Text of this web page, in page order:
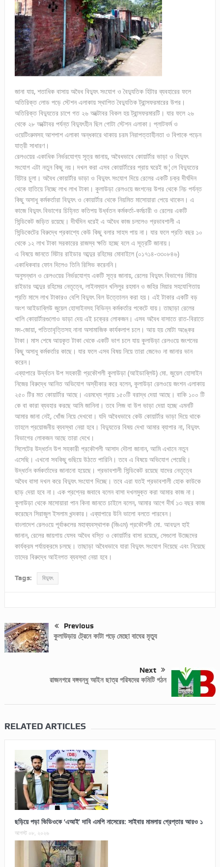
জানা যায়, শতাধিক বাসায় অবৈধ বিদ্যুৎ সংযোগ ও বৈদ্যুতিক হিটার ব্যবহারের ফলে
অতিরিক্ত লোড পড়ে স্টেশন এলাকায় স্থাপিত বৈদ্যুতিক ট্রান্সফরমারের উপর।
অতিরিক্ত বিদ্যুতের চাপে গত ২৬ অক্টোবর বিকল হয় ট্রান্সফরমারটি। যার ফলে ২৬
থেকে ২৮ অক্টোবর পর্যন্ত বিদ্যুৎহীন ছিল গোটা স্টেশন এলাকা। প্লাটফর্ম ও
ওয়েটিংরুমসহ আশপাশ এলাকা অন্ধকারে থাকায় চরম নিরাপত্তাহীনতা ও বিপাকে পড়েন
যাত্রী সাধারণ।
রেলওয়ের একাধিক নির্ভরযোগ্য সূত্র জানায়, অবৈধভাবে কোয়ার্টার ভাড়া ও বিদ্যুৎ
সংযোগ এটা নতুন কিছু নয়। দখল করা এসব কোয়ার্টারের প্রায় ঘরেই জ¦লে বিদ্যুতের
হিটার চুলা। অবৈধ কোয়ার্টার ভাড়া ও বিদ্যুৎ সংযোগ দিয়ে রেলের একটি চক্র দীর্ঘদিন
থেকে হাতিয়ে নিচ্ছে লাখ লাখ টাকা। কুলাউড়া রেলওয়ে জংশনের উপর থেকে নিচ পর্যন্ত
কিছু অসাধু কর্মকর্তারা বিদ্যুৎ ও কোয়ার্টার থেকে নিয়মিত মাসোয়ারা পেয়ে থাকেন। এ
কাজে বিদ্যুৎ বিভাগের চিহ্নিত কতিপয় উর্ধ্বতন কর্মকর্তা-কর্মচারী ও রেলের একটি
সিন্ডিকেট জড়িত রয়েছে। দীর্ঘদিন ধরেই এ অবৈধ কাজ চললেও প্রভাবশালী এ
সিন্ডিকেটের বিরুদ্ধে প্রকাশ্যে কেউ কিছু বলার সাহস পায় না। যার ফলে প্রতি বছর ১০
থেকে ১২ লাখ টাকা সরকারের রাজস্ব ক্ষতি হচ্ছে বলে এ সূত্রটি জানায়।
এ বিষয়ে জানতে মিটার রাইডার আব্দুর রহিমের মোবাইলে (০১৭১৪-৩৩০৮৪৬)
একাধিকবার ফোন দিলেও তিনি রিসিভ করেননি।
অনুসন্ধান ও রেলওয়ের নির্ভরযোগ্য একটি সূত্র জানায়, রেলের বিদ্যুৎ বিভাগের মিটার
রাইডার আব্দুর রহিমের নেতৃত্বে, লাইনম্যান খলিলুর রহমান ও জহির মিয়ার সহযোগিতায়
প্রতি মাসে লাখ টাকারও বেশি বিদ্যুৎ বিল উত্তোলন করা হয়। এই টাকার একটি বড়
অংশ আইডাব্লিউ জুয়েল হোসাইনসহ বিভিন্ন কর্মকর্তার পকেটে যায়। তাছাড়া রেলের
খালি কোয়ার্টারগুলোও ভাড়া দেয় এই চক্রের লোকজন। এসব অবৈধ বাসাতে রাত-বিরাতে
মদ-জোয়া, পতিতাবৃত্তিসহ নানা অসামাজিক কার্যকলাপ চলে। আয় হয় মোটা অঙ্কের
টাকা। মাস শেষে আয়কৃত টাকা থেকে একটি ভাগ চলে যায় কুলাউড়া রেলওয়ে জংশনের
কিছু অসাধু কর্মকর্তার কাছে। যার ফলে এসব বিষয় নিয়ে তারা জেনেও না জানার ভান
করেন।
এব্যাপারে উর্দ্বতন উপ সহকারী প্রকৌশলী কুলাউড়া (আইডাব্লিউ) মো. জুয়েল হোসাইন
নিজের বিরুদ্ধে আনিত অভিযোগ অস্বীকার করে বলেন, কুলাউড়া রেলওয়ে জংশন এলাকায়
২৫০ টির মত কোয়ার্টার আছে। এরমধ্যে প্রায় ১৫০টি বরাদ্ধ দেয়া আছে। বাকি ১০০ টি
কে বা কারা ব্যবহার করছে আমি জানিনা। তবে লিজ বা উপ ভাড়া দেয়া হচ্ছে এমনটি
আমার জানা নেই, খোঁজ নিয়ে দেখবো। যদি অবৈধভাবে কেউ কোয়ার্টার ভাড়া দিয়ে থাকে
তাহলে প্রয়োজনীয় ব্যবস্থা নেয়া হবে। বিদ্যুতের বিষয় দেখা আমার ব্যাপার না, বিদ্যুৎ
বিভাগের লোকজন আছে তারা দেখে।
সিলেটের উদ্ধর্তন উপ সহকারী প্রকৌশলী আসাদ দৌলা জানান, আমি এখানে নতুন
এসেছি। এখনো সবকিছু গুছিয়ে উঠতে পারিনি। তবে এ বিষয়ে অভিযোগ পেয়েছি।
উদ্ধর্তন কর্মকর্তাদের জানানো হয়েছে। প্রভাবশালী সিন্ডিকেট রয়েছে যাদের নেতৃত্বে
অবৈধ বাসা দখল করে বিদ্যুৎ সংযোগ দিচ্ছে। তবে এরা যতই প্রভাবশালী হোক কাউকে
ছাড় দেয়া হবে না। এক প্রশ্নের জবাবে বলেন বাসা দখলমুক্ত করা আমার কাজ না।
কুলাউড়া থেকে মাসোয়ারা পান কিনা জানতে চাইলে বলেন, আমার আগে দীর্ঘ ১৩ বছর কাজ
করেছেন সিরাজুল ইসলাম খন্দকার। এব্যাপারে উনি ভালো বলতে পারবেন।
বাংলাদেশ রেলওয়ে পূর্বাঞ্চলের মহাব্যবস্থাপক (জিএম) প্রকৌশলী মো. আবদুল হাই
জানান, রেলের জায়গায় যেসব অবৈধ বস্তি ও কোয়ার্টার বাসা রয়েছে, সেগুলো উচ্ছেদের
কার্যক্রম পর্যায়ক্রমে চলছে। তাছাড়া অবৈধভাবে যারা বিদ্যুৎ সংযোগ দিয়েছে এবং নিয়েছে
তাদের বিরুদ্ধে আইনগত ব্যবস্থা নেয়া হবে।
Tags: বিদ্যুৎ
Previous
কুলাউড়ায় ট্রেনে কাটা পড়ে মেছো বাঘের মৃত্যু
Next
রাজনগরে বঙ্গবন্ধু আইন ছাত্র পরিষদের কমিটি গঠন
RELATED ARTICLES
ছড়িয়ে পড়া ভিডিওকে ‘এআই’ দাবি এমপি নাসেরের: সাইবার মামলায় গ্রেপ্তার আরও ১
আগস্ট ০৮, ২০২৬